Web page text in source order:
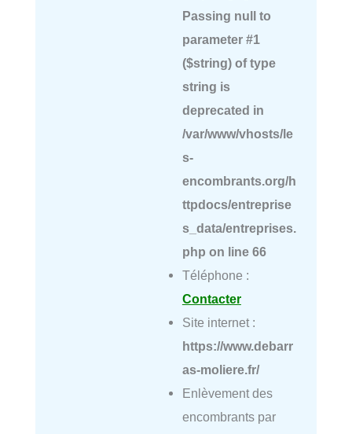
Passing null to
parameter #1
($string) of type
string is
deprecated in
/var/www/vhosts/le
s-
encombrants.org/h
ttpdocs/entreprise
s_data/entreprises.
php on line 66
Téléphone :
Contacter
Site internet :
https://www.debarr
as-moliere.fr/
Enlèvement des
encombrants par